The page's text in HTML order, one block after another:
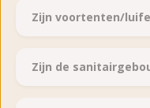
Zijn voortenten/
Zijn de